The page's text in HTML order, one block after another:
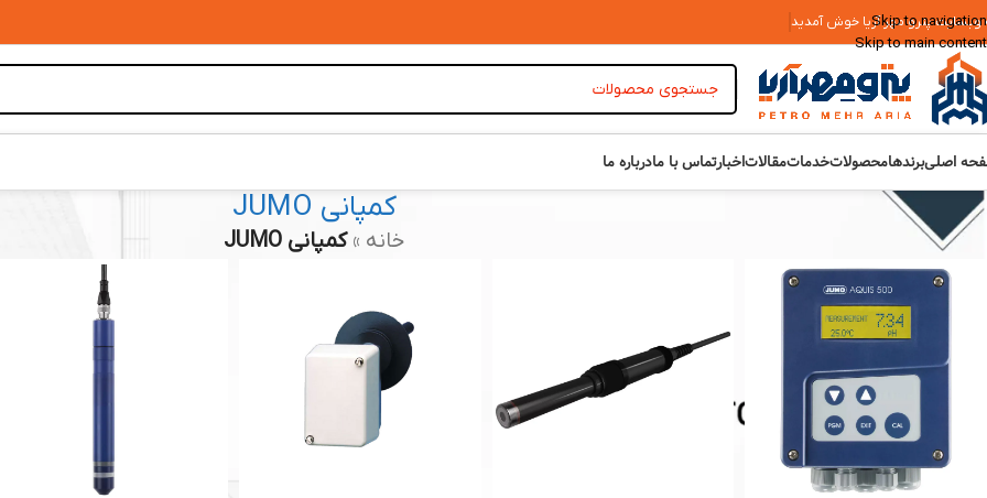
Skip to navigation
Skip to main content
وبسایت پترو مهر آریا خوش آمدید
اصلیبرندهامحصولاتخدماتمقالاتاخبارتماس با مادرباره ما
کمپانی JUMO
خانه »کمپانی JUMO